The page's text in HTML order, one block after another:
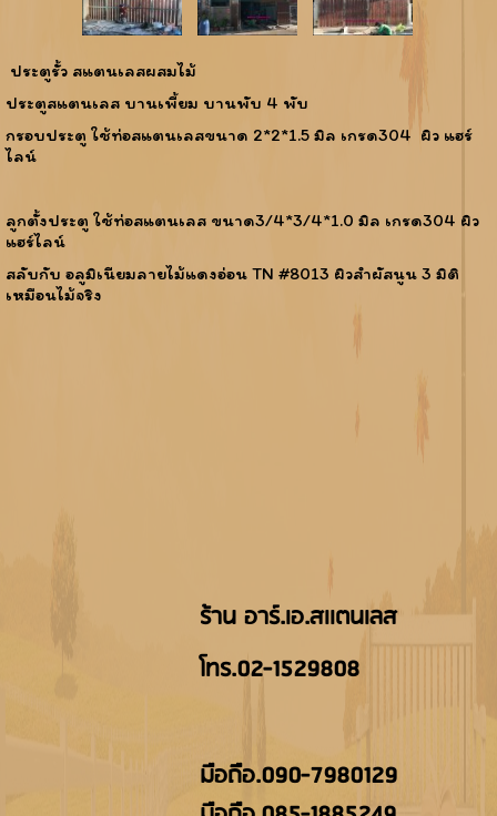
ประตูรั้ว สแตนเลสผสมไม้
ประตูสแตนเลส บานเพี้ยม บานพับ 4 พับ
กรอบประตู ใช้ท่อสแตนเลสขนาด 2*2*1.5 มิล เกรด304 ผิว แฮร์
ไลน์
ลูกตั้งประตู ใช้ท่อสแตนเลส ขนาด3/4*3/4*1.0 มิล เกรด304 ผิว
แฮร์ไลน์
สลับกับ อลูมิเนียมลายไม้แดงอ่อน TN #8013 ผิวสำผัสนูน 3 มิติ
เหมือนไม้จริง
ร้าน อาร์.เอ.สเเตนเลส
โทร.02-1529808
มือถืิอ.090-7980129